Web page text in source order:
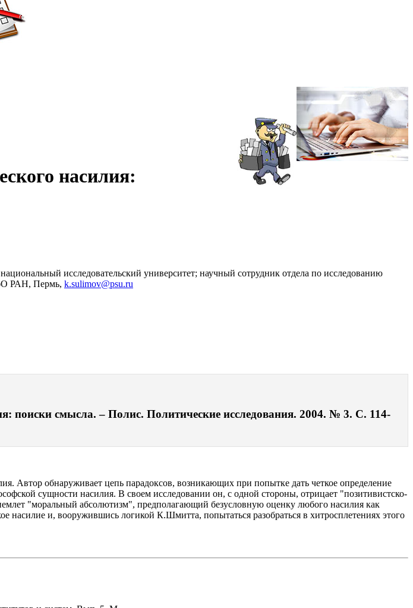
насилия:
исследовательский университет; научный сотрудник отдела по исследованию
РАН, Пермь, k.sulimov@psu.ru
поиски смысла. – Полис. Политические исследования. 2004. № 3. С. 114-
Автор обнаруживает цепь парадоксов, возникающих при попытке дать четкое определение
сущности насилия. В своем исследовании он, с одной стороны, отрицает "позитивистско-
"моральный абсолютизм", предполагающий безусловную оценку любого насилия как
насилие и, вооружившись логикой К.Шмитта, попытаться разобраться в хитросплетениях этого